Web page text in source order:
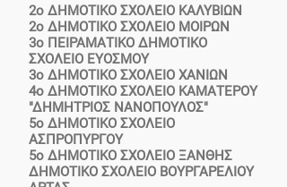
2ο ΔΗΜΟΤΙΚΟ ΣΧΟΛΕΙΟ ΚΑΛΥΒΙΩΝ
2ο ΔΗΜΟΤΙΚΟ ΣΧΟΛΕΙΟ ΜΟΙΡΩΝ
3ο ΠΕΙΡΑΜΑΤΙΚΟ ΔΗΜΟΤΙΚΟ
ΣΧΟΛΕΙΟ ΕΥΟΣΜΟΥ
3ο ΔΗΜΟΤΙΚΟ ΣΧΟΛΕΙΟ ΧΑΝΙΩΝ
4ο ΔΗΜΟΤΙΚΟ ΣΧΟΛΕΙΟ ΚΑΜΑΤΕΡΟΥ
"ΔΗΜΗΤΡΙΟΣ ΝΑΝΟΠΟΥΛΟΣ"
5ο ΔΗΜΟΤΙΚΟ ΣΧΟΛΕΙΟ
ΑΣΠΡΟΠΥΡΓΟΥ
5ο ΔΗΜΟΤΙΚΟ ΣΧΟΛΕΙΟ ΞΑΝΘΗΣ
ΔΗΜΟΤΙΚΟ ΣΧΟΛΕΙΟ ΒΟΥΡΓΑΡΕΛΙΟΥ